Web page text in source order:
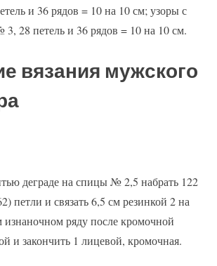
и 36 рядов = 10 на 10 см; узоры с
28 петель и 36 рядов = 10 на 10 см.
вязания мужского
деграде на спицы № 2,5 набрать 122
петли и связать 6,5 см резинкой 2 на
ряду после кромочной
и закончить 1 лицевой, кромочная.